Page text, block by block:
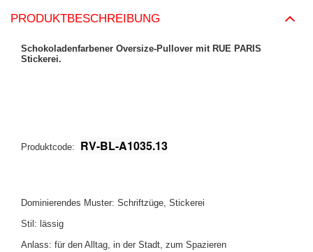
PRODUKTBESCHREIBUNG
Schokoladenfarbener Oversize-Pullover mit RUE PARIS
Stickerei.
Produktcode: RV-BL-A1035.13
Dominierendes Muster: Schriftzüge, Stickerei
Stil: lässig
Anlass: für den Alltag, in der Stadt, zum Spazieren